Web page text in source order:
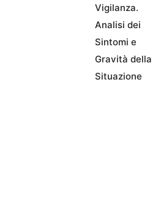
Vigilanza.
Analisi dei
Sintomi e
Gravità della
Situazione